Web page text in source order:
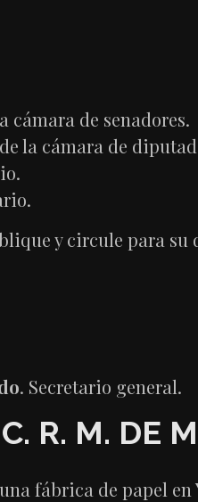
cámara de senadores.
la cámara de
y circule para
. Secretario general.
R. M. DE
fábrica de papel